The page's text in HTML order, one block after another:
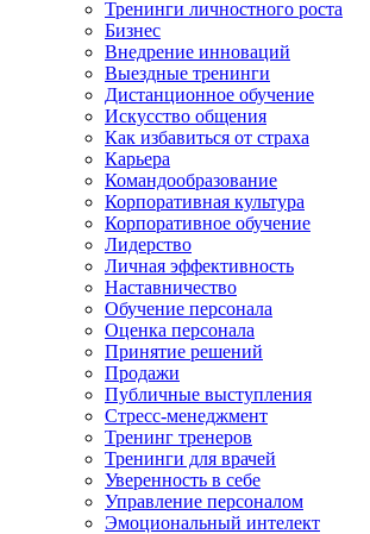
Тренинги личностного роста
Бизнес
Внедрение инноваций
Выездные тренинги
Дистанционное обучение
Искусство общения
Как избавиться от страха
Карьера
Командообразование
Корпоративная культура
Корпоративное обучение
Лидерство
Личная эффективность
Наставничество
Обучение персонала
Оценка персонала
Принятие решений
Продажи
Публичные выступления
Стресс-менеджмент
Тренинг тренеров
Тренинги для врачей
Уверенность в себе
Управление персоналом
Эмоциональный интелект